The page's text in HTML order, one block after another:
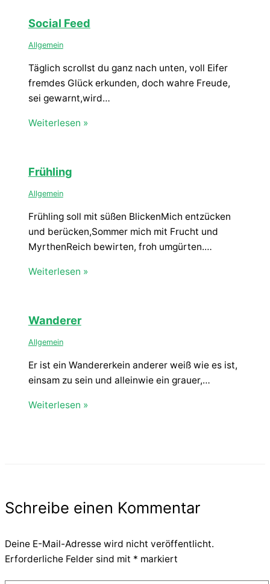
Social Feed
Allgemein
Täglich scrollst du ganz nach unten, voll Eifer
fremdes Glück erkunden, doch wahre Freude,
sei gewarnt,wird…
Weiterlesen »
Frühling
Allgemein
Frühling soll mit süßen BlickenMich entzücken
und berücken,Sommer mich mit Frucht und
MyrthenReich bewirten, froh umgürten.…
Weiterlesen »
Wanderer
Allgemein
Er ist ein Wandererkein anderer weiß wie es ist,
einsam zu sein und alleinwie ein grauer,…
Weiterlesen »
Schreibe einen Kommentar
Deine E-Mail-Adresse wird nicht veröffentlicht.
Erforderliche Felder sind mit * markiert